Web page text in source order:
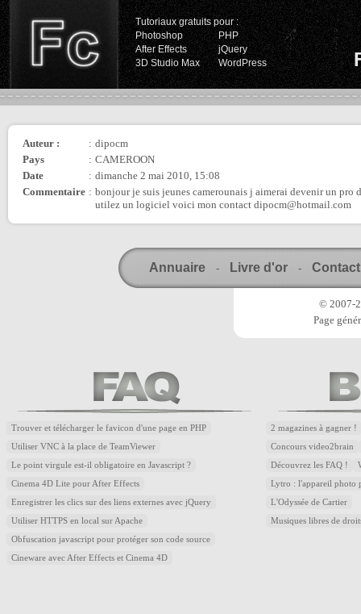
Tutoriaux gratuits pour :
Photoshop
PHP
After Effects
jQuery
3D Studio Max
WordPress
Auteur : : dipocm
Pays
: CAMEROON
Date
: dimanche 2 mai 2010, 15:08
Commentaire : bonjour je suis jeunes camerounais j aimerai devenir un pro
utilez un logiciel voici mon contact dipocm@hotmail.com
Annuaire - Livre d'or - Contact
© 2007-
Page
Trouver et télécharger le favicon d'une page en PHP
Utiliser VNC à la place de TeamViewer
Le point virgule est-il obligatoire en Javascript ?
Cinema 4D Lite pour After Effects
Enregistrer les clics sur des liens externes avec jQuery
Utiliser HTTPS en local sur Apache
Obfuscation javascript pour protéger son code source
Cineware avec After Effects et Cinema 4D
2 magazines à gagner !
Concours video2brain
Découvrez les FAQ !
Lytro : l'appareil photo
L'Odyssée de Cartier
Musiques libres de